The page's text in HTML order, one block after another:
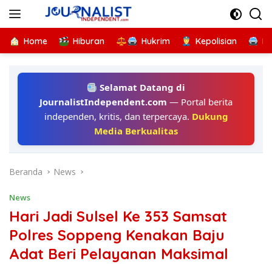
Home Hiburan Hukrim Kepolisian
Selamat Datang di
JournalistIndependent.com — Portal berita
independen, kritis, dan terpercaya. Dukung
Media Berkualitas
Beranda News
News
Hari Jadi Sulsel Ke 353 Samsat
Polres Soppeng Kenakan Baju
Adat Beri Pelayanan Maksimal